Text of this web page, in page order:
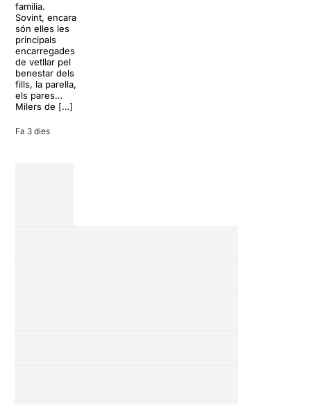
família.
Sovint, encara
són elles les
principals
encarregades
de vetllar pel
benestar dels
fills, la parella,
els pares…
Milers de […]
Fa 3 dies